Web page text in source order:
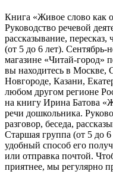
Книга «Живое слово как
Руководство речевой
рассказывание,
(от 5 до 6 лет). Сентябрь-
магазине «Читай-город»
вы находитесь в Москве,
Новгороде, Казани,
любом другом регионе
на книгу Ирина Батова
речи дошкольника.
разговор, беседа,
Старшая группа (от 5 до
удобный способ его
или отправка почтой.
приятнее, мы регулярно